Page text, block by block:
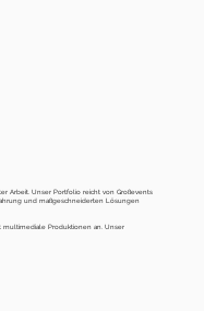
Arbeit. Unser Portfolio reicht von Großevents
und maßgeschneiderten Lösungen
Produktionen an. Unser